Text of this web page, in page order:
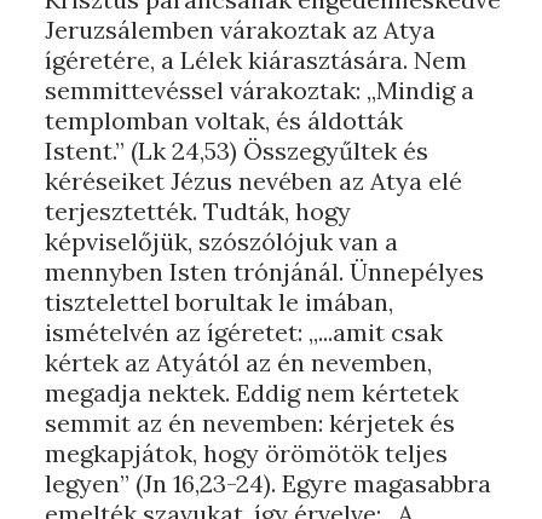
Jeruzsálemben várakoztak az Atya
ígéretére, a Lélek kiárasztására. Nem
semmittevéssel várakoztak: „Mindig a
templomban voltak, és áldották
Istent.” (Lk 24,53) Összegyűltek és
kéréseiket Jézus nevében az Atya elé
terjesztették. Tudták, hogy
képviselőjük, szószólójuk van a
mennyben Isten trónjánál. Ünnepélyes
tisztelettel borultak le imában,
ismételvén az ígéretet: „...amit csak
kértek az Atyától az én nevemben,
megadja nektek. Eddig nem kértetek
semmit az én nevemben: kérjetek és
megkapjátok, hogy örömötök teljes
legyen” (Jn 16,23-24). Egyre magasabbra